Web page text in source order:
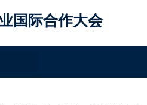
国际合作大会